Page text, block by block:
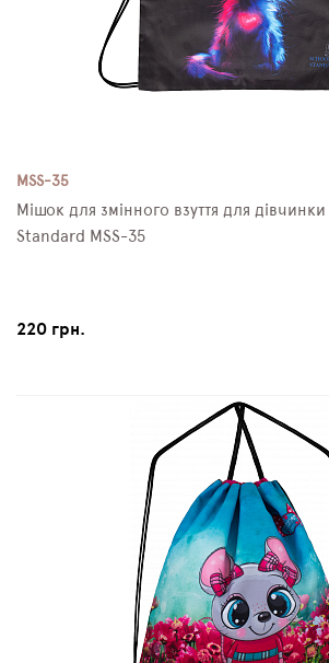
MSS-35
Мішок для змінного взуття для
Standard MSS-35
220 грн.